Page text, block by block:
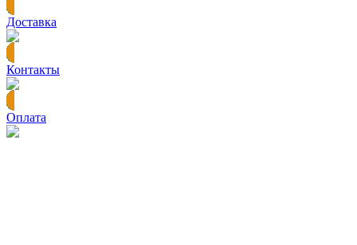
Доставка
Контакты
Оплата